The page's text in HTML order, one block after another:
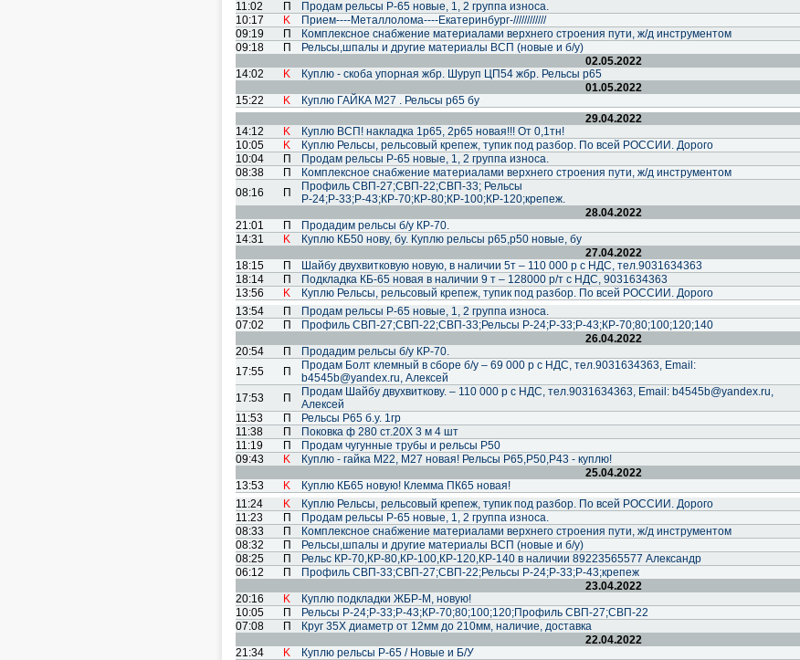
11:02
П Продам рельсы Р-65 новые, 1, 2 группа износа.
10:17
K Прием----Металлолома----Екатеринбург-////////////
09:19
П Комплексное снабжение материалами верхнего строения пути, ж/д инструментом
09:18
П Рельсы,шпалы и другие материалы ВСП (новые и б/у)
02.05.2022
14:02
K Куплю - скоба упорная жбр. Шуруп ЦП54 жбр. Рельсы р65
01.05.2022
15:22
K Куплю ГАЙКА М27 . Рельсы р65 бу
29.04.2022
14:12
K Куплю ВСП! накладка 1р65, 2р65 новая!!! От 0,1тн!
10:05
K Куплю Рельсы, рельсовый крепеж, тупик под разбор. По всей РОССИИ. Дорого
10:04
П Продам рельсы Р-65 новые, 1, 2 группа износа.
08:38
П Комплексное снабжение материалами верхнего строения пути, ж/д инструментом
08:16
П
Профиль СВП-27;СВП-22;СВП-33; Рельсы
Р-24;Р-33;Р-43;КР-70;КР-80;КР-100;КР-120;крепеж.
28.04.2022
21:01
П Продадим рельсы б/у КР-70.
14:31
K Куплю КБ50 нову, бу. Куплю рельсы р65,р50 новые, бу
27.04.2022
18:15
П Шайбу двухвитковую новую, в наличии 5т – 110 000 р с НДС, тел.9031634363
18:14
П Подкладка КБ-65 новая в наличии 9 т – 128000 р/т с НДС, 9031634363
13:56
K Куплю Рельсы, рельсовый крепеж, тупик под разбор. По всей РОССИИ. Дорого
13:54
П Продам рельсы Р-65 новые, 1, 2 группа износа.
07:02
П Профиль СВП-27;СВП-22;СВП-33;Рельсы Р-24;Р-33;Р-43;КР-70;80;100;120;140
26.04.2022
20:54
П Продадим рельсы б/у КР-70.
17:55
П
Продам Болт клемный в сборе б/у – 69 000 р с НДС, тел.9031634363, Email:
b4545b@yandex.ru, Алексей
17:53 П
Продам Шайбу двухвиткову. – 110 000 р с НДС, тел.9031634363, Email: b4545b@yandex.ru,
Алексей
11:53
П Рельсы Р65 б.у. 1гр
11:38
П Поковка ф 280 ст.20Х 3 м 4 шт
11:19
П Продам чугунные трубы и рельсы Р50
09:43
K Куплю - гайка М22, М27 новая! Рельсы Р65,Р50,Р43 - куплю!
25.04.2022
13:53
K Куплю КБ65 новую! Клемма ПК65 новая!
11:24
K Куплю Рельсы, рельсовый крепеж, тупик под разбор. По всей РОССИИ. Дорого
11:23
П Продам рельсы Р-65 новые, 1, 2 группа износа.
08:33
П Комплексное снабжение материалами верхнего строения пути, ж/д инструментом
08:32
П Рельсы,шпалы и другие материалы ВСП (новые и б/у)
08:25
П Рельс КР-70,КР-80,КР-100,КР-120,КР-140 в наличии 89223565577 Александр
06:12
П Профиль СВП-33;СВП-27;СВП-22;Рельсы Р-24;Р-33;Р-43;крепеж
23.04.2022
20:16
K Куплю подкладки ЖБР-М, новую!
10:05
П Рельсы Р-24;Р-33;Р-43;КР-70;80;100;120;Профиль СВП-27;СВП-22
07:08
П Круг 35Х диаметр от 12мм до 210мм, наличие, доставка
22.04.2022
21:34
K Куплю рельсы Р-65 / Новые и Б/У